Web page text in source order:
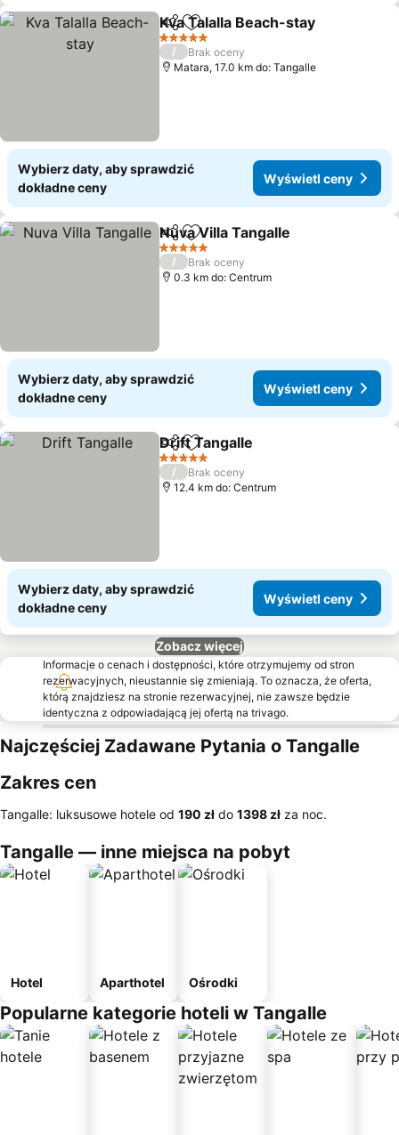
Udostępnij
Dodaj do ulubionych
Kva Talalla Beach-stay
5 Kategoria
/
Brak oceny
Matara, 17.0 km do: Tangalle
Wybierz daty, aby sprawdzić
dokładne ceny
Wyświetl ceny
Udostępnij
Dodaj do ulubionych
Nuva Villa Tangalle
5 Kategoria
/
Brak oceny
0.3 km do: Centrum
Wybierz daty, aby sprawdzić
dokładne ceny
Wyświetl ceny
Udostępnij
Dodaj do ulubionych
Drift Tangalle
5 Kategoria
/
Brak oceny
12.4 km do: Centrum
Wybierz daty, aby sprawdzić
dokładne ceny
Wyświetl ceny
Zobacz więcej
Informacje o cenach i dostępności, które otrzymujemy od stron
rezerwacyjnych, nieustannie się zmieniają. To oznacza, że oferta,
którą znajdziesz na stronie rezerwacyjnej, nie zawsze będzie
identyczna z odpowiadającą jej ofertą na trivago.
Najczęściej Zadawane Pytania o Tangalle
Zakres cen
Tangalle: luksusowe hotele od ‎190 zł do ‎1398 zł za noc.
Tangalle — inne miejsca na pobyt
Hotel Aparthotel Ośrodki
Popularne kategorie hoteli w Tangalle